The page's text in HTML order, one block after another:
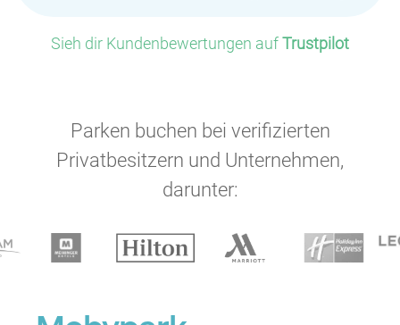
Sieh dir Kundenbewertungen aufTrustpilot
Parken buchen bei verifizierten
Privatbesitzern und Unternehmen,
darunter:
P
P
P
P